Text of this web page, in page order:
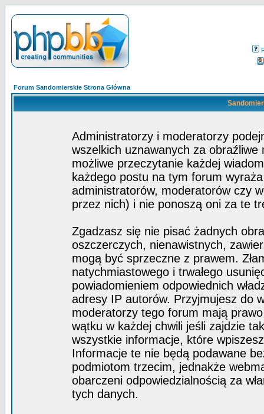
Forum Sandomierskie Strona Główna
Administratorzy i moderatorzy
wszelkich uznawanych za obraźliwe
możliwe przeczytanie każdej
każdego postu na tym forum
administratorów, moderatorów czy
przez nich) i nie ponoszą oni za te
Zgadzasz się nie pisać żadnych
oszczerczych, nienawistnych,
mogą być sprzeczne z prawem.
natychmiastowego i trwałego
powiadomieniem odpowiednich
adresy IP autorów. Przyjmujesz do
moderatorzy tego forum mają
wątku w każdej chwili jeśli zajdzie
wszystkie informacje, które
Informacje te nie będą podawane
podmiotom trzecim, jednakże
obarczeni odpowiedzialnością za
tych danych.